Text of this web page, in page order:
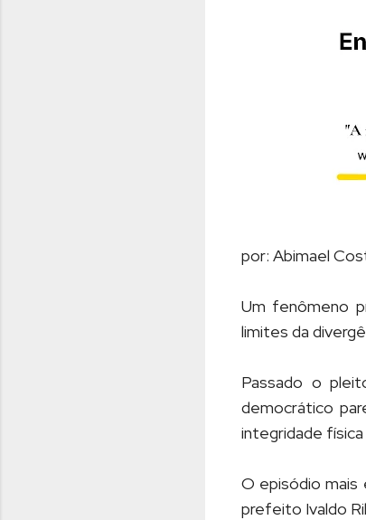
por: Abimael
Um fenômeno
limites da
Passado o
democrático
integridade
O episódio mais
prefeito Ivaldo